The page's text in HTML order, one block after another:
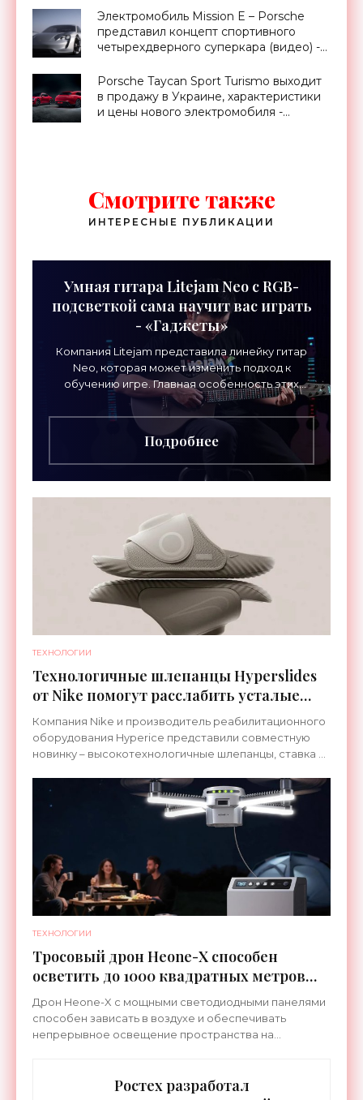
Электромобиль Mission E – Porsche
представил концепт спортивного
четырехдверного суперкара (видео) -
Porsche Taycan Sport Turismo выходит
в продажу в Украине, характеристики
и цены нового электромобиля -
Смотрите также
ИНТЕРЕСНЫЕ ПУБЛИКАЦИИ
Умная гитара Litejam Neo с RGB-
подсветкой сама научит вас играть
- «Гаджеты»
Компания Litejam представила линейку гитар
Neo, которая может изменить подход к
обучению игре. Главная особенность этих
инструментов – встроенная RGB-подсветка
грифа. Светодиоды
Подробнее
ТЕХНОЛОГИИ
Технологичные шлепанцы Hyperslides
от Nike помогут расслабить усталые
ноги после тренировки - «Гаджеты»
Компания Nike и производитель реабилитационного
оборудования Hyperice представили совместную
новинку – высокотехнологичные шлепанцы, ставка в
ТЕХНОЛОГИИ
Тросовый дрон Heone-X способен
осветить до 1000 квадратных метров
земли - «Беспилотники»
Дрон Heone-X с мощными светодиодными панелями
способен зависать в воздухе и обеспечивать
непрерывное освещение пространства на
Ростех разработал